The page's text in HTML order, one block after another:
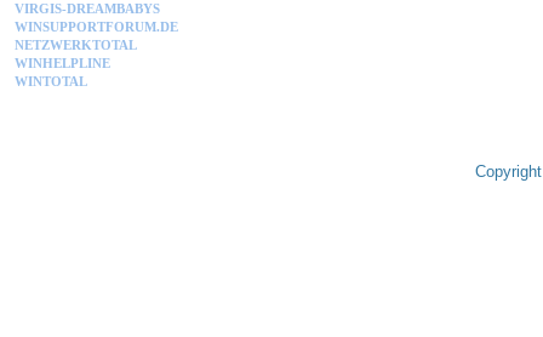
VIRGIS-DREAMBABYS
WINSUPPORTFORUM.DE
NETZWERKTOTAL
WINHELPLINE
WINTOTAL